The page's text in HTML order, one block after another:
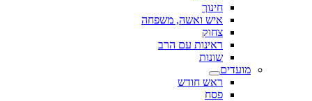
חינוך
איש ואשה, משפחה
צחוק
ראינות עם הרב
שונות
מועדים
ראש חודש
פסח